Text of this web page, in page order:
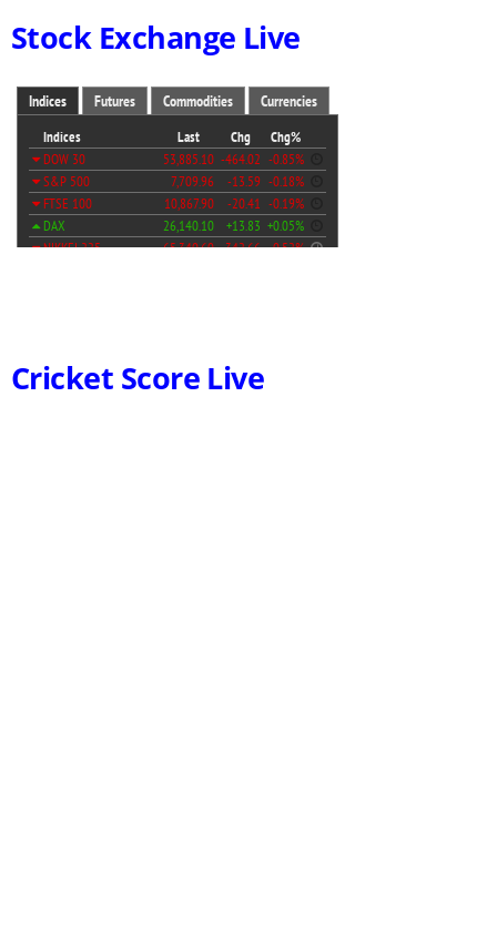
Stock Exchange Live
Cricket Score Live